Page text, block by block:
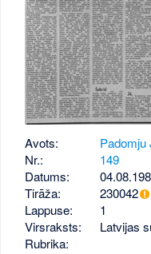
Avots:
Padomju
Nr.:
149
Datums:
Tirāža:
230042
Lappuse:
1
Virsraksts:
Latvijas
Rubrika: